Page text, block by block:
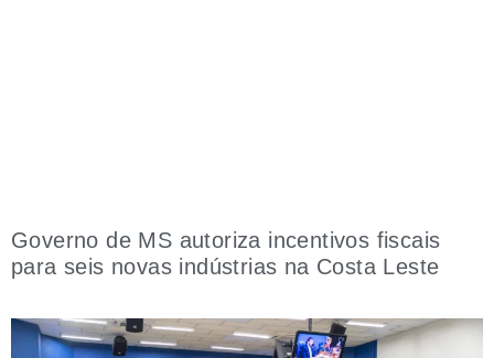
Governo de MS autoriza incentivos fiscais
para seis novas indústrias na Costa Leste